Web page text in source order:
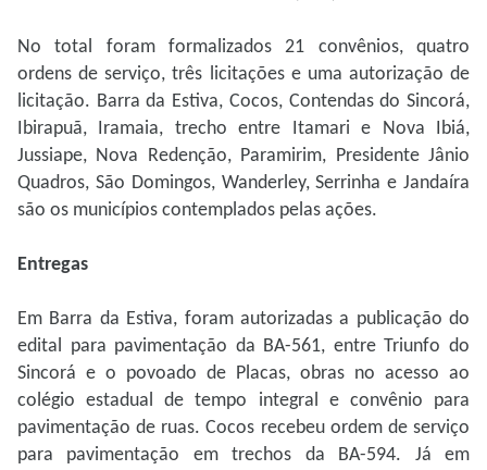
No total foram formalizados 21 convênios, quatro
ordens de serviço, três licitações e uma autorização de
licitação. Barra da Estiva, Cocos, Contendas do Sincorá,
Ibirapuã, Iramaia, trecho entre Itamari e Nova Ibiá,
Jussiape, Nova Redenção, Paramirim, Presidente Jânio
Quadros, São Domingos, Wanderley, Serrinha e Jandaíra
são os municípios contemplados pelas ações.
Entregas
Em Barra da Estiva, foram autorizadas a publicação do
edital para pavimentação da BA-561, entre Triunfo do
Sincorá e o povoado de Placas, obras no acesso ao
colégio estadual de tempo integral e convênio para
pavimentação de ruas. Cocos recebeu ordem de serviço
para pavimentação em trechos da BA-594. Já em